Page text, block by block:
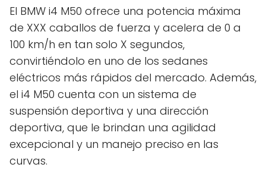
El BMW i4 M50 ofrece una potencia máxima
de XXX caballos de fuerza y acelera de 0 a
100 km/h en tan solo X segundos,
convirtiéndolo en uno de los sedanes
eléctricos más rápidos del mercado. Además,
el i4 M50 cuenta con un sistema de
suspensión deportiva y una dirección
deportiva, que le brindan una agilidad
excepcional y un manejo preciso en las
curvas.